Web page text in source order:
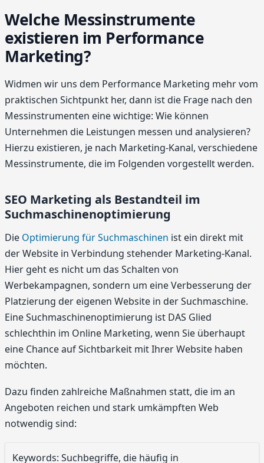
Welche Messinstrumente
existieren im Performance
Marketing?
Widmen wir uns dem Performance Marketing mehr vom
praktischen Sichtpunkt her, dann ist die Frage nach den
Messinstrumenten eine wichtige: Wie können
Unternehmen die Leistungen messen und analysieren?
Hierzu existieren, je nach Marketing-Kanal, verschiedene
Messinstrumente, die im Folgenden vorgestellt werden.
SEO Marketing als Bestandteil im
Suchmaschinenoptimierung
Die Optimierung für Suchmaschinen ist ein direkt mit
der Website in Verbindung stehender Marketing-Kanal.
Hier geht es nicht um das Schalten von
Werbekampagnen, sondern um eine Verbesserung der
Platzierung der eigenen Website in der Suchmaschine.
Eine Suchmaschinenoptimierung ist DAS Glied
schlechthin im Online Marketing, wenn Sie überhaupt
eine Chance auf Sichtbarkeit mit Ihrer Website haben
möchten.
Dazu finden zahlreiche Maßnahmen statt, die im an
Angeboten reichen und stark umkämpften Web
notwendig sind:
Keywords: Suchbegriffe, die häufig in